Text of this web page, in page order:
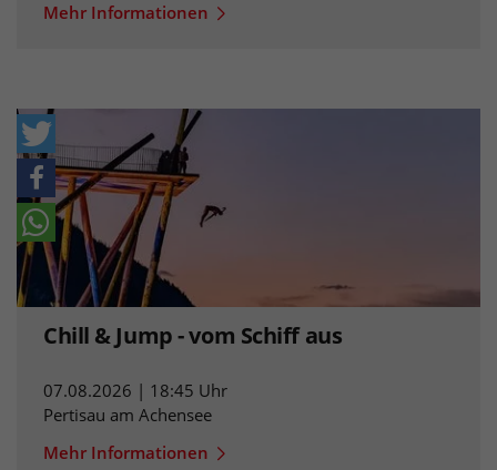
Mehr Informationen
Chill & Jump - vom Schiff aus
07.08.2026 | 18:45 Uhr
Pertisau am Achensee
Mehr Informationen